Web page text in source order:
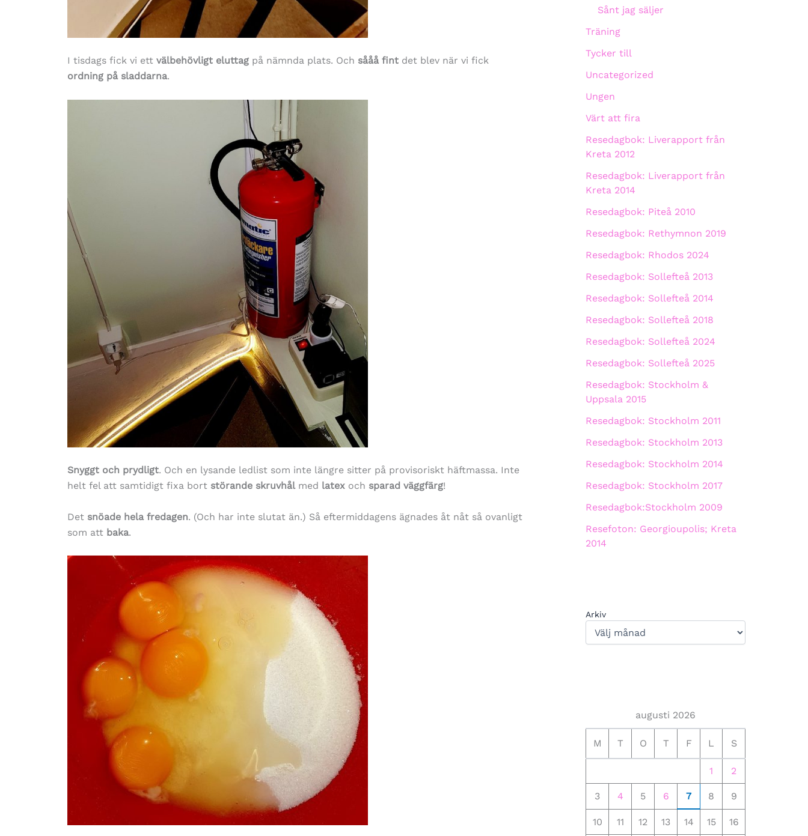
I tisdags fick vi ett välbehövligt eluttag på nämnda plats. Och sååå fint det blev när vi fick
ordning på sladdarna.
Snyggt och prydligt. Och en lysande ledlist som inte längre sitter på provisoriskt häftmassa. Inte
helt fel att samtidigt fixa bort störande skruvhålmed latex och sparad väggfärg!
Det snöade hela fredagen. (Och har inte slutat än.) Så eftermiddagens ägnades åt nåt så ovanligt
som att baka.
Sånt jag säljer
Träning
Tycker till
Uncategorized
Ungen
Värt att fira
Resedagbok: Liverapport från
Kreta 2012
Resedagbok: Liverapport från
Kreta 2014
Resedagbok: Piteå 2010
Resedagbok: Rethymnon 2019
Resedagbok: Rhodos 2024
Resedagbok: Sollefteå 2013
Resedagbok: Sollefteå 2014
Resedagbok: Sollefteå 2018
Resedagbok: Sollefteå 2024
Resedagbok: Sollefteå 2025
Resedagbok: Stockholm &
Uppsala 2015
Resedagbok: Stockholm 2011
Resedagbok: Stockholm 2013
Resedagbok: Stockholm 2014
Resedagbok: Stockholm 2017
Resedagbok:Stockholm 2009
Resefoton: Georgioupolis; Kreta
2014
Arkiv
augusti 2026
M T O T F L S
1 2
3 4 5 6 7 8 9
10 11 12 13 14 15 16